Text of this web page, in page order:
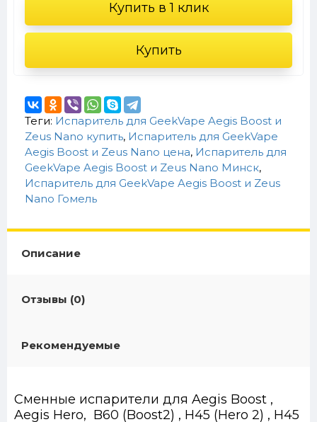
Купить в 1 клик
Купить
Теги: Испаритель для GeekVape Aegis Boost и
Zeus Nano купить, Испаритель для GeekVape
Aegis Boost и Zeus Nano цена, Испаритель для
GeekVape Aegis Boost и Zeus Nano Минск,
Испаритель для GeekVape Aegis Boost и Zeus
Nano Гомель
Описание
Отзывы (0)
Рекомендуемые
Сменные испарители для Aegis Boost ,
Aegis Hero, B60 (Boost2) , H45 (Hero 2) , H45